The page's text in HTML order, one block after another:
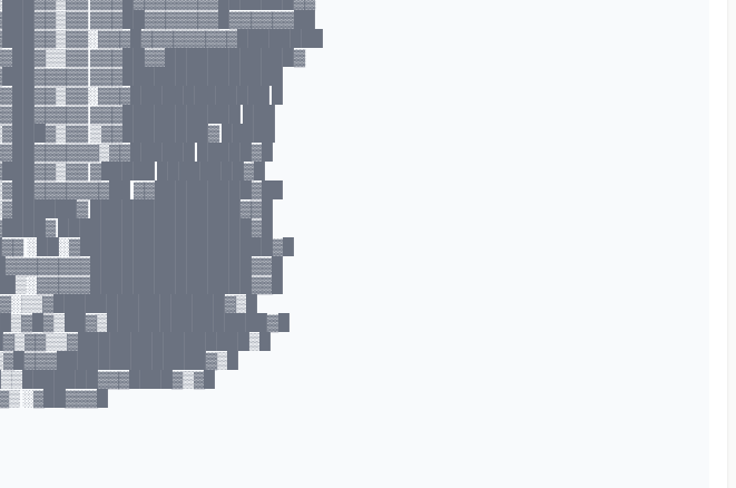
▓▓▓██▓▓▓▓▓▓▓█▓▓▓▓▓▓██
▓▓▓██▓▓████████████▓
▓▓▓███████████████
█
▓▓▓███████████ ███
▒▓▓████████▓ █████
█████▓█
▓█████ ████████▓█
▓▓█████████▓██
██████████████▓▓█
██████████████████▓█
░██░▓██████████████████▓█
░▓██▓▓▓█